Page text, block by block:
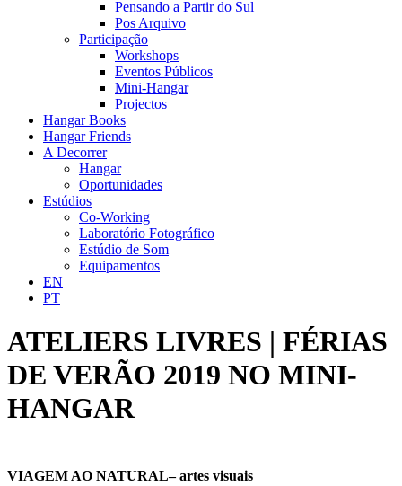
Pensando a Partir do Sul
Pos Arquivo
Participação
Workshops
Eventos Públicos
Mini-Hangar
Projectos
Hangar Books
Hangar Friends
A Decorrer
Hangar
Oportunidades
Estúdios
Co-Working
Laboratório Fotográfico
Estúdio de Som
Equipamentos
EN
PT
ATELIERS LIVRES | FÉRIAS
DE VERÃO 2019 NO MINI-
HANGAR
VIAGEM AO NATURAL– artes visuais